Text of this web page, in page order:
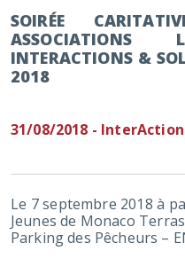
SOIRÉE
INTERACTIONS &
2018
31/08/2018 -
Le 7 septembre 2018 à
Jeunes de Monaco
Parking des Pêcheurs –